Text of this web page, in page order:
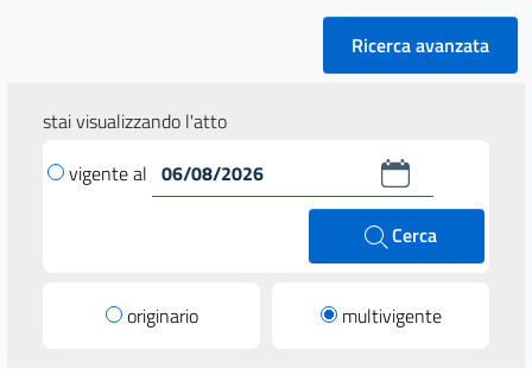
Ricerca avanzata
stai visualizzando l'atto
vigente al
Cerca
originario multivigente